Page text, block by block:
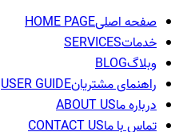
صفحه اصلیHOME PAGE
خدماتSERVICES
وبلاگBLOG
راهنمای مشتریانUSER GUIDE
درباره ماABOUT US
تماس با ماCONTACT US